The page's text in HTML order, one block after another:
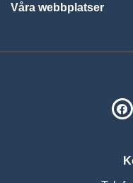
Våra webbplatser